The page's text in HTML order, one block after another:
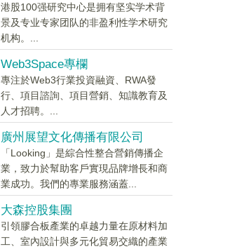
港股100强研究中心是拥有坚实学术背
景及专业专家团队的非盈利性学术研究
机构。...
Web3Space專欄
專注於Web3行業投資融資、RWA發
行、項目諮詢、項目營銷、知識教育及
人才招聘。...
廣州展望文化傳播有限公司
「Looking」是綜合性整合營銷傳播企
業，致力於幫助客戶實現品牌增長和商
業成功。我們的專業服務涵蓋...
大森控股集團
引領膠合板產業的卓越力量在原材料加
工、室內設計與多元化貿易交織的產業